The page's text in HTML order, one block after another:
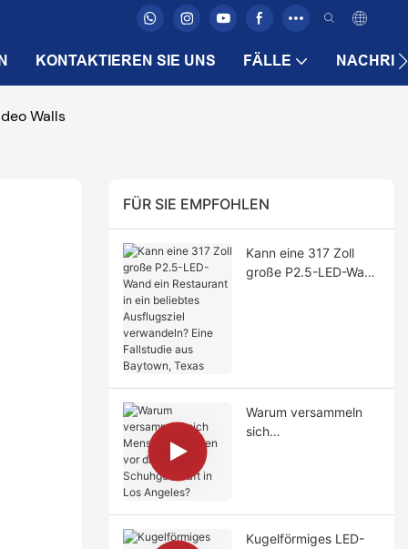
KONTAKTIEREN SIE UNS FÄLLE
Walls
FÜR SIE EMPFOHLEN
Kann eine 317 Zoll
große P2.5-LED-Wand
Warum versammeln
sich
Kugelförmiges LED-